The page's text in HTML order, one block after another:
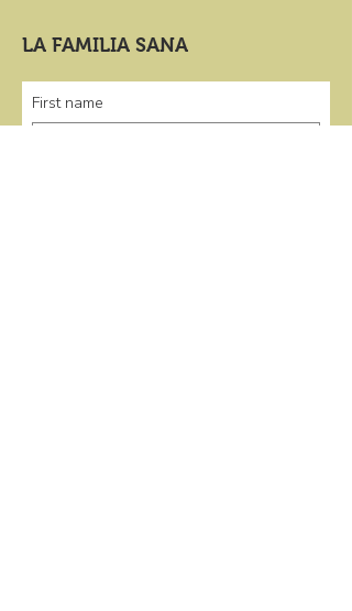
LA FAMILIA SANA
First name